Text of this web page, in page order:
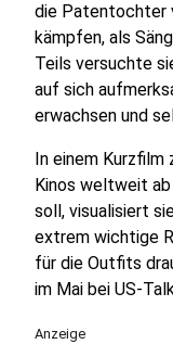
die Patentochter
kämpfen, als
Teils versuchte
auf sich
erwachsen und
In einem Kurzfilm
Kinos weltweit
soll, visualisiert
extrem wichtige
für die Outfits
im Mai bei US-
Anzeige